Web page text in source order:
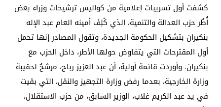
كشفت أول تسريبات إعلامية من كواليس ترشيحات وزراء بعض
أُطُر حزب العدالة والتنمية، الذي كُلِفَ أمينه العام عبد الإله
بنكيران بتشكيل الحكومة الجديدة، وتقول المصادر إنها تحمل
أول المقترحات التي يتفاوض حولها الأطر، داخل الحزب مع
بنكيران. وأوردت قائمة أولية، أن عبد العزيز رباح، مرشحٌ لحقيبة
وزارة الخارجية، بعدما رفض وزارة التجهيز والنقل، التي بقيت
في يد عبد الكريم غلاب، الوزير السابق، من حزب الاستقلال،